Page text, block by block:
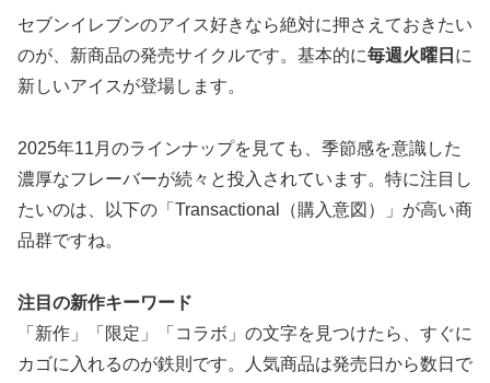
セブンイレブンのアイス好きなら絶対に押さえておきたい
のが、新商品の発売サイクルです。基本的に毎週火曜日 に
新しいアイスが登場します。
2025年11月のラインナップを見ても、季節感を意識した
濃厚なフレーバーが続々と投入されています。特に注目し
たいのは、以下の「Transactional（購入意図）」が高い商
品群ですね。
注目の新作キーワード
「新作」「限定」「コラボ」の文字を見つけたら、すぐに
カゴに入れるのが鉄則です。人気商品は発売日から数日で